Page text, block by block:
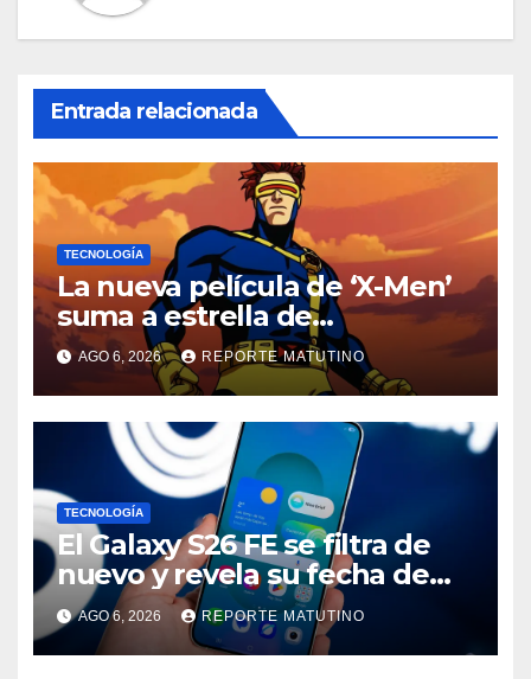
Entrada relacionada
TECNOLOGÍA
La nueva película de ‘X-Men’
suma a estrella de
‘Heartstopper’ como Cíclope
AGO 6, 2026 REPORTE MATUTINO
TECNOLOGÍA
El Galaxy S26 FE se filtra de
nuevo y revela su fecha de
lanzamiento
AGO 6, 2026 REPORTE MATUTINO